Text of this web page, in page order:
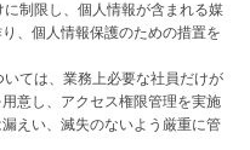
制限し、個人情報が含まれる媒
、個人情報保護のための措置を
ては、業務上必要な社員だけが
意し、アクセス権限管理を実施
えい、滅失のないよう厳重に管